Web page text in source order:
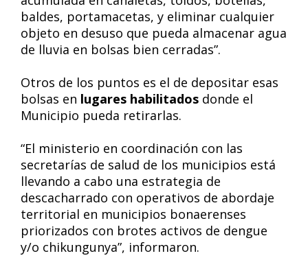
baldes, portamacetas, y eliminar cualquier
objeto en desuso que pueda almacenar agua
de lluvia en bolsas bien cerradas”.
Otros de los puntos es el de depositar esas
bolsas en lugares habilitados donde el
Municipio pueda retirarlas.
“El ministerio en coordinación con las
secretarías de salud de los municipios está
llevando a cabo una estrategia de
descacharrado con operativos de abordaje
territorial en municipios bonaerenses
priorizados con brotes activos de dengue
y/o chikungunya”, informaron.